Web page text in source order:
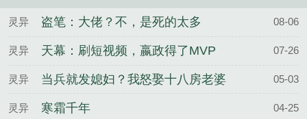
灵异 盗笔：大佬？不，是死的太多 08-06
灵异 天幕：刷短视频，嬴政得了MVP 07-26
灵异 当兵就发媳妇？我怒娶十八房老婆 05-03
灵异 寒霜千年 04-25